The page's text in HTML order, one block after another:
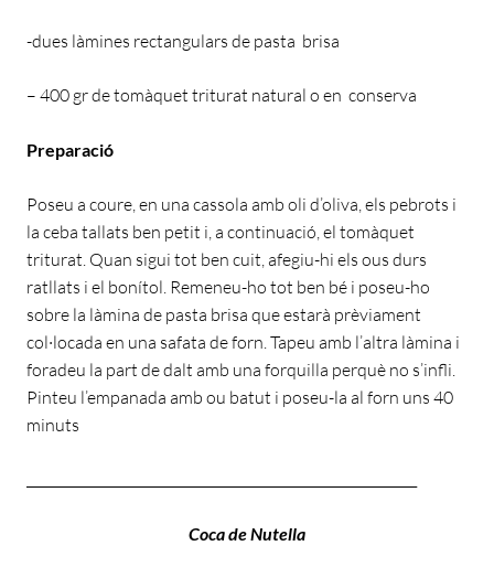
-dues làmines rectangulars de pasta brisa
– 400 gr de tomàquet triturat natural o en conserva
Preparació
Poseu a coure, en una cassola amb oli d’oliva, els pebrots i
la ceba tallats ben petit i, a continuació, el tomàquet
triturat. Quan sigui tot ben cuit, afegiu-hi els ous durs
ratllats i el bonítol. Remeneu-ho tot ben bé i poseu-ho
sobre la làmina de pasta brisa que estarà prèviament
col·locada en una safata de forn. Tapeu amb l’altra làmina i
foradeu la part de dalt amb una forquilla perquè no s’infli.
Pinteu l’empanada amb ou batut i poseu-la al forn uns 40
minuts
Coca de Nutella